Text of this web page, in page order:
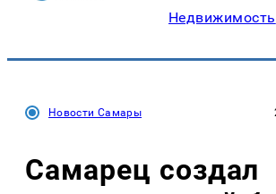
Недвижимость
Новости Самары
Самарец создал